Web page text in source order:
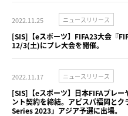
2022.11.25 ニュースリリース
[SIS]【eスポーツ】FIFA23大会『
12/3(土)にプレ大会を開催。
2022.11.17 ニュースリリース
[SIS]【eスポーツ】日本FIFAプレ
ント契約を締結。アビスパ福岡と
Series 2023」アジア予選に出場。